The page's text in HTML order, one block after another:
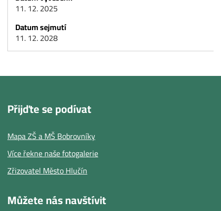
11. 12. 2025
11. 12. 2028
Přijďte se podívat
Mapa ZŠ a MŠ Bobrovníky
Více řekne naše fotogalerie
Zřizovatel Město Hlučín
Můžete nás navštívit